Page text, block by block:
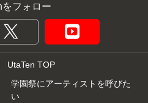
をフォロー
UtaTen TOP
学園祭にアーティストを呼びた
い